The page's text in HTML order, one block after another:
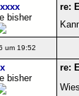
bisher
re:
um 19:52
bisher
re: